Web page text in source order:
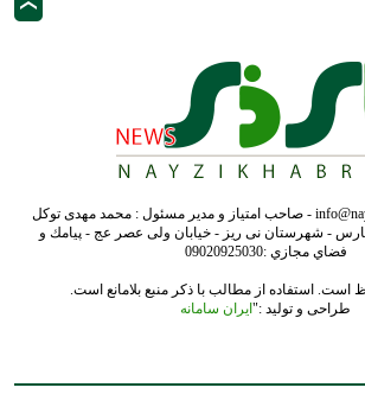
نشانی ایمیل: info@nayzinews.ir - صاحب امتیاز و مدیر مسئول : محمد مهدی توکل
- شهرستان نی ریز - خیابان ولی عصر عج - پيامك و
فضاي مجازي :09020925030
است. استفاده از مطالب با ذکر منبع بلامانع است.
طراحی و تولید :" ایران سامانه